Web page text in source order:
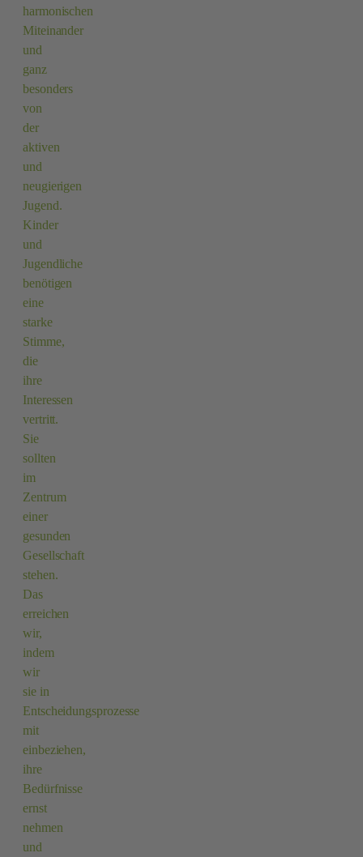
harmonischen
Miteinander
und
ganz
besonders
von
der
aktiven
und
neugierigen
Jugend.
Kinder
und
Jugendliche
benötigen
eine
starke
Stimme,
die
ihre
Interessen
vertritt.
Sie
sollten
im
Zentrum
einer
gesunden
Gesellschaft
stehen.
Das
erreichen
wir,
indem
wir
sie in
Entscheidungsprozesse
mit
einbeziehen,
ihre
Bedürfnisse
ernst
nehmen
und